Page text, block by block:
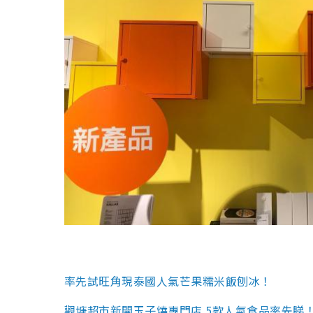
率先試旺角現泰國人氣芒果糯米飯刨冰！